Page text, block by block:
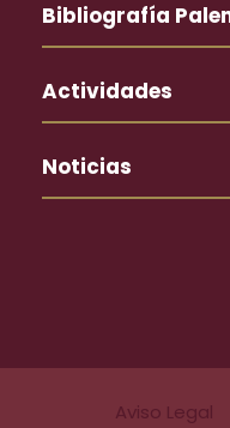
Bibliografía
Actividades
Noticias
Aviso Legal